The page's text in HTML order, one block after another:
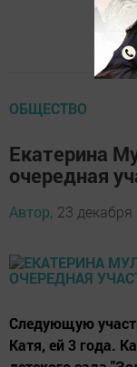
ОБЩЕСТВО
Екатерина
очередная
Автор, 23
Следующую
Катя, ей 3 года.